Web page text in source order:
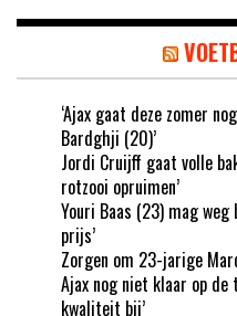
‘Ajax gaat deze zomer
Bardghji (20)’
Jordi Cruijff gaat volle
rotzooi opruimen’
Youri Baas (23) mag
prijs’
Zorgen om 23-jarige
Ajax nog niet klaar op
kwaliteit bij’